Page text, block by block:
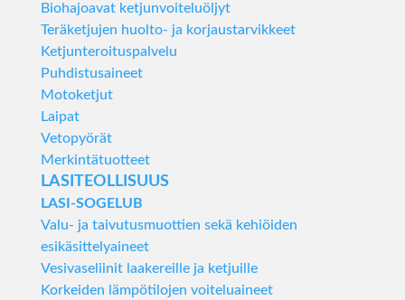
Biohajoavat ketjunvoiteluöljyt
Teräketjujen huolto- ja korjaustarvikkeet
Ketjunteroituspalvelu
Puhdistusaineet
Motoketjut
Laipat
Vetopyörät
Merkintätuotteet
LASITEOLLISUUS
LASI-SOGELUB
Valu- ja taivutusmuottien sekä kehiöiden
esikäsittelyaineet
Vesivaseliinit laakereille ja ketjuille
Korkeiden lämpötilojen voiteluaineet